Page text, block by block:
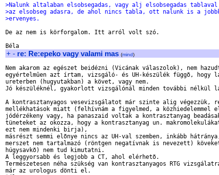
>Nalunk altalaban elsobsegadas, vagy alj elsobsegadas
>az elsobseg adasra, de ahol nincs tabla, ott nalunk is a
>ervenyes.
De az nem is körforgalom. Itt arról volt szó.
+ - re: Re:epeko vagy valami mas (mind)
Nem akarom az egészet beidézni (Vicának válaszolok), nem
egyértelmûen azt írtam, vizsgáló- és UH-készülék függõ, hogy
ureterben (hugyutakban) a követ, vagy nem.
Jó készüléknél, gyakorlott vizsgálónál minden további nélkül
A kontrasztanyagos vesevizsgálatot már szinte alig végezzük,
mellékhatások miatt (felhívnám a figyelmed, a közhiedelemmel
jódérzékeny vagy, ha panaszaid voltak a kontrasztanyag
tüneteket az okozza, hogy a kontrasztanyag un.
ezt nem mindenki birja),
másrészt semmi elõnye nincs az UH-val szemben, inkább
merszet nem tartalmazó (röntgen negatívnak is nevezett)
húgysavkõ) nem tud kimutatni.
A leggyorsabb és legjobb a CT, ahol elérhetõ.
Természetesen néha szükség van kontrasztanyagos RTG
már az urologus dönti el.